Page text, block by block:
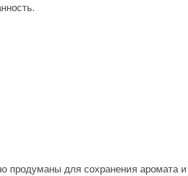
продуманы для сохранения аромата